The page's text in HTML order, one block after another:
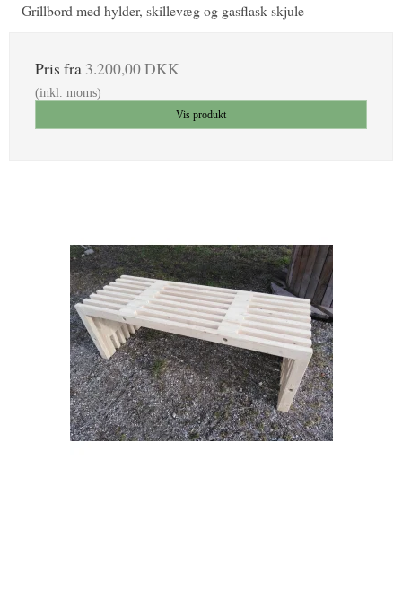
Grillbord med hylder, skillevæg og gasflask skjule
Pris fra 3.200,00 DKK
(inkl. moms)
Vis produkt